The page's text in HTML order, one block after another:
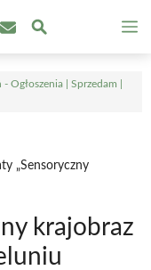
Ogłoszenia | Sprzedam |
„Sensoryczny
krajobraz